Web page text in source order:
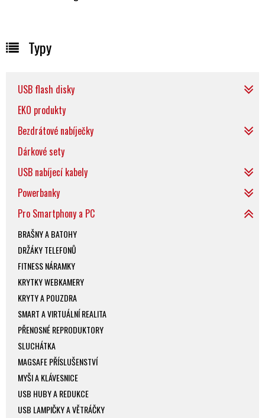
Typy
USB flash disky
EKO produkty
Bezdrátové nabíječky
Dárkové sety
USB nabíjecí kabely
Powerbanky
Pro Smartphony a PC
BRAŠNY A BATOHY
DRŽÁKY TELEFONŮ
FITNESS NÁRAMKY
KRYTKY WEBKAMERY
KRYTY A POUZDRA
SMART A VIRTUÁLNÍ REALITA
PŘENOSNÉ REPRODUKTORY
SLUCHÁTKA
MAGSAFE PŘÍSLUŠENSTVÍ
MYŠI A KLÁVESNICE
USB HUBY A REDUKCE
USB LAMPIČKY A VĚTRÁČKY